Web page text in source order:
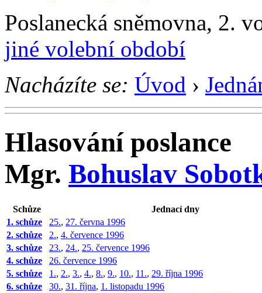
Poslanecká sněmovna, 2.
jiné volební období
Nacházíte se: Úvod ›
Hlasování poslance
Mgr. Bohuslav
Schůze
Jednací dny
1. schůze
25., 27. června 1996
2. schůze
2., 4. července 1996
3. schůze
23., 24., 25. července 1996
4. schůze
26. července 1996
5. schůze
1., 2., 3., 4., 8., 9., 10., 11., 29. října 1996
6. schůze
30., 31. října, 1. listopadu 1996